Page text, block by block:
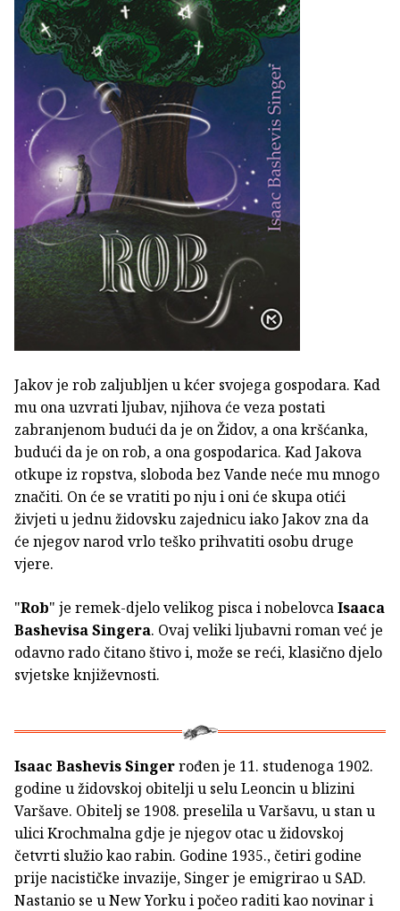
Jakov je rob zaljubljen u kćer svojega gospodara. Kad
mu ona uzvrati ljubav, njihova će veza postati
zabranjenom budući da je on Židov, a ona kršćanka,
budući da je on rob, a ona gospodarica. Kad Jakova
otkupe iz ropstva, sloboda bez Vande neće mu mnogo
značiti. On će se vratiti po nju i oni će skupa otići
živjeti u jednu židovsku zajednicu iako Jakov zna da
će njegov narod vrlo teško prihvatiti osobu druge
vjere.
"Rob" je remek-djelo velikog pisca i nobelovcaIsaaca
Bashevisa Singera. Ovaj veliki ljubavni roman već je
odavno rado čitano štivo i, može se reći, klasično djelo
svjetske književnosti.
Isaac Bashevis Singerrođen je 11. studenoga 1902.
godine u židovskoj obitelji u selu Leoncin u blizini
Varšave. Obitelj se 1908. preselila u Varšavu, u stan u
ulici Krochmalna gdje je njegov otac u židovskoj
četvrti služio kao rabin. Godine 1935., četiri godine
prije nacističke invazije, Singer je emigrirao u SAD.
Nastanio se u New Yorku i počeo raditi kao novinar i